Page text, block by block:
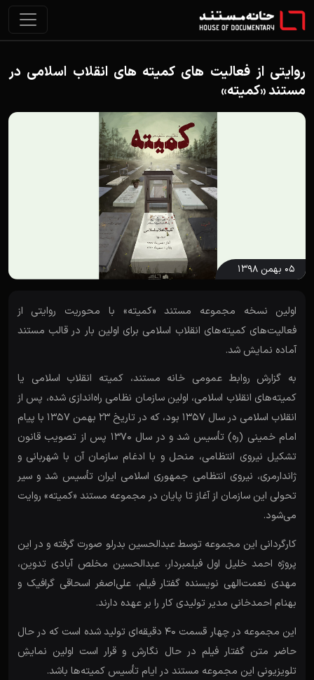
روایتی از فعالیت های کمیته های انقلاب اسلامی در
مستند «کمیته»
۰۵ بهمن ۱۳۹۸
اولین نسخه مجموعه مستند «کمیته» با محوریت روایتی از
فعالیت‌های کمیته‌های انقلاب اسلامی برای اولین بار در قالب مستند
آماده نمایش شد.
به گزارش روابط عمومی خانه مستند، کمیته انقلاب اسلامی یا
کمیته‌های انقلاب اسلامی، اولین سازمان نظامی راه‌اندازی شده، پس از
انقلاب اسلامی در سال ۱۳۵۷ بود، که در تاریخ ۲۳ بهمن ۱۳۵۷ با پیام
امام خمینی (ره) تأسیس شد و در سال ۱۳۷۰ پس از تصویب قانون
تشکیل نیروی انتظامی، منحل و با ادغام سازمان آن با شهربانی و
ژاندارمری، نیروی انتظامی جمهوری اسلامی ایران تأسیس شد و سیر
تحولی این سازمان از آغاز تا پایان در مجموعه مستند «کمیته» روایت
می‌شود.
کارگردانی این مجموعه توسط عبدالحسین بدرلو صورت گرفته و در این
پروژه احمد خلیل اول فیلمبردار، عبدالحسین مخلص آبادی تدوین،
مهدی نعمت‌الهی نویسنده گفتار فیلم، علی‌اصغر اسحاقی گرافیک و
بهنام احمدخانی مدیر تولیدی کار را بر عهده دارند.
این مجموعه در چهار قسمت ۴۰ دقیقه‌ای تولید شده است که در حال
حاضر متن گفتار فیلم در حال نگارش و قرار است اولین نمایشِ
تلویزیونی این مجموعه مستند در ایام تأسیس کمیته‌ها باشد.